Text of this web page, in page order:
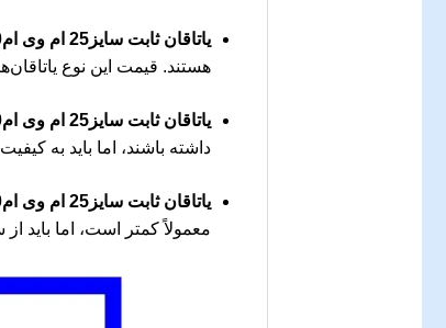
یاتاقان ثابت سایز25 ام وی ام110 (4 سیلندر) اورجینال:
هستند. قیمت این نوع
یاتاقان ثابت سایز25 ام وی ام110 (4 سیلندر) وارداتی:
داشته باشند، اما باید به
یاتاقان ثابت سایز25 ام وی ام110 (4 سیلندر) استوک تمیز:
معمولاً کمتر است، اما باید